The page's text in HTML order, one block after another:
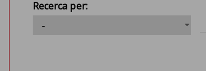
Recerca per: